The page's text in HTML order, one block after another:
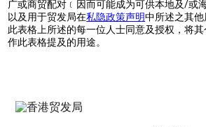
广或商贸配对﹝因而可能成为可供本地及/或
以及用于贸发局在私隐政策声明中所述之其
此表格上所述的每一位人士同意及授权，将
作此表格提及的用途。